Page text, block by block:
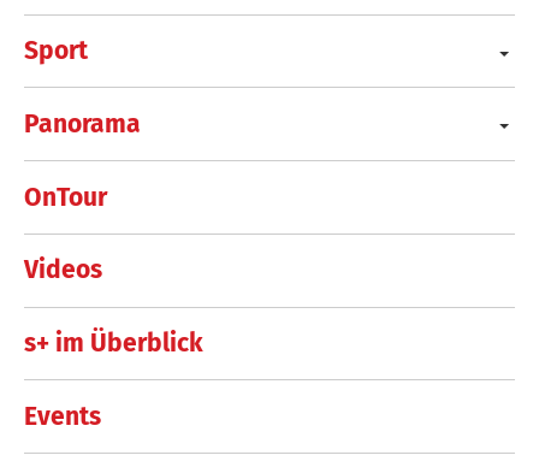
Sport
Panorama
OnTour
Videos
s+ im Überblick
Events